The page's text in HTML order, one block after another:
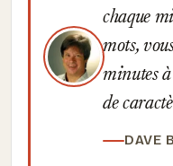
chaque
mots,
minutes
de
DAVE